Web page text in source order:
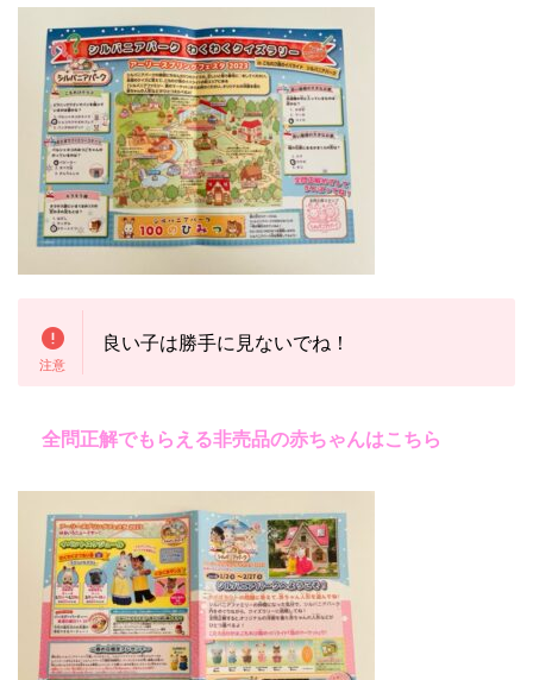
良い子は勝手に見ないでね！
全問正解でもらえる非売品の赤ちゃんはこちら